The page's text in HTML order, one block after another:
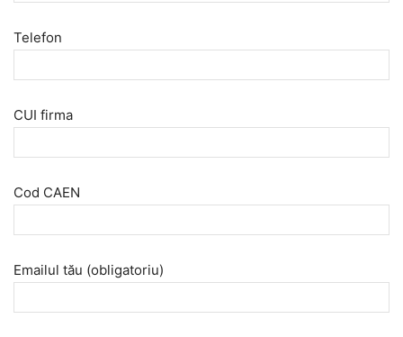
Telefon
CUI firma
Cod CAEN
Emailul tău (obligatoriu)